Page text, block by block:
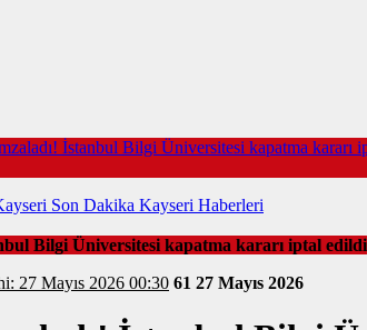
İstanbul Bilgi Üniversitesi kapatma kararı
Son Dakika Kayseri Haberleri
Bilgi Üniversitesi kapatma kararı iptal edildi
Tarihi: 27 Mayıs 2026 00:30 61 27 Mayıs 2026